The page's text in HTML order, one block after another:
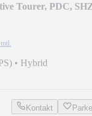
Tourer, PDC,
mtl.
• Hybrid
Kontakt